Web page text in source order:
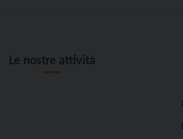
Le nostre attività